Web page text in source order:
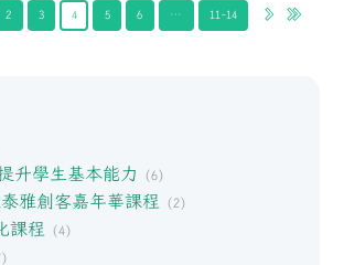
2 3 4 5 6 … 11-14
升學生基本能力 (6)
泰雅創客嘉年華課程 (2)
課程 (4)